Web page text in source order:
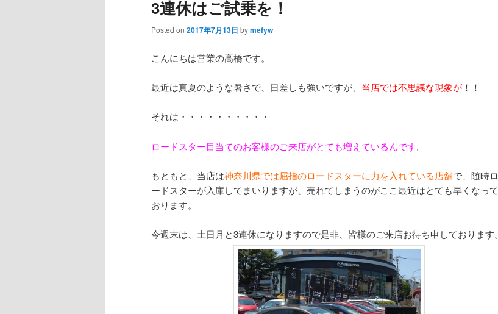
3連休はご試乗を！
Posted on 2017年7月13日 bymefyw
こんにちは営業の高橋です。
最近は真夏のような暑さで、日差しも強いですが、 当店では不思議な現象が ！！
それは・・・・・・・・・・
ロードスター目当てのお客様のご来店がとても増えているんです。
もともと、当店は神奈川県では屈指のロードスターに力を入れている店舗で、随時ロ
ードスターが入庫してまいりますが、売れてしまうのがここ最近はとても早くなって
おります。
今週末は、土日月と3連休になりますので是非、皆様のご来店お待ち申しております。